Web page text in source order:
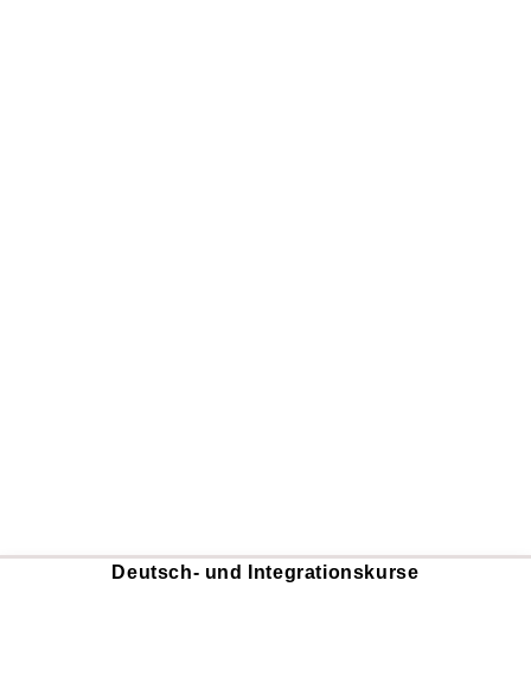
Deutsch- und Integrationskurse